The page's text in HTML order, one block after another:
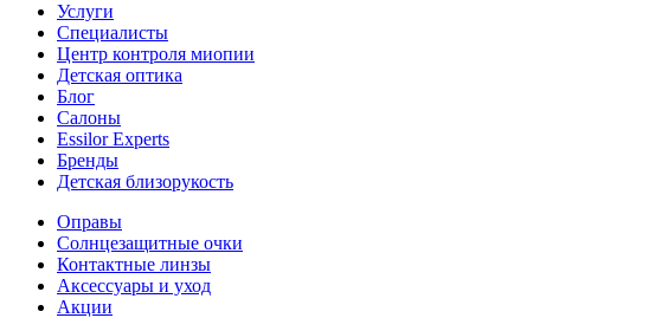
Услуги
Специалисты
Центр контроля миопии
Детская оптика
Блог
Салоны
Essilor Experts
Бренды
Детская близорукость
Оправы
Солнцезащитные очки
Контактные линзы
Аксессуары и уход
Акции